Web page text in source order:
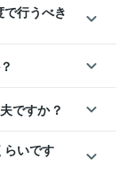
行うべき
ですか？
らいです